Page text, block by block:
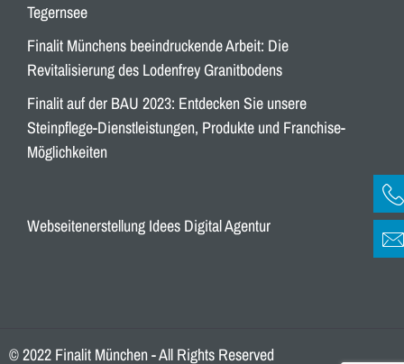
Tegernsee
Finalit Münchens beeindruckende Arbeit: Die
Revitalisierung des Lodenfrey Granitbodens
Finalit auf der BAU 2023: Entdecken Sie unsere
Steinpflege-Dienstleistungen, Produkte und Franchise-
Möglichkeiten
Webseitenerstellung Idees Digital Agentur
© 2022 Finalit München - All Rights Reserved